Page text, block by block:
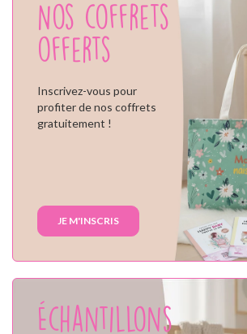
Nos coffrets
offerts
Inscrivez-vous pour
profiter de nos coffrets
gratuitement !
JE M'INSCRIS
Échantillons